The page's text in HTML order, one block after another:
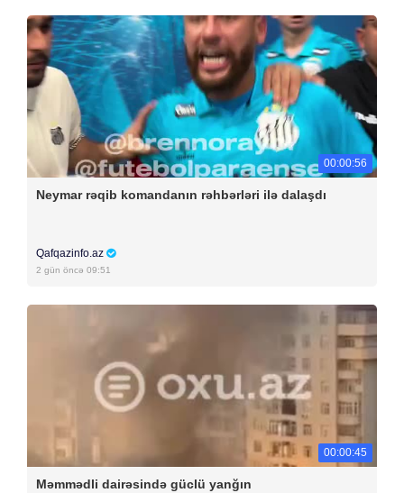
00:00:56
Neymar rəqib komandanın rəhbərləri ilə dalaşdı
Qafqazinfo.az
2 gün öncə 09:51
00:00:45
Məmmədli dairəsində güclü yanğın